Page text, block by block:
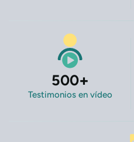
500+
Testimonios en vídeo